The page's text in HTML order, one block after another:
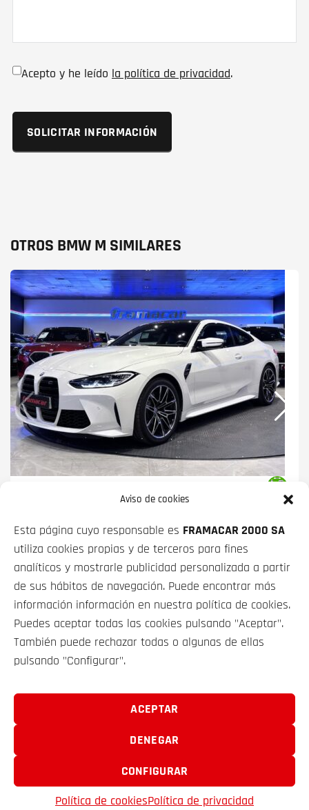
Aviso de cookies
Esta página cuyo responsable es FRAMACAR 2000 SA
utiliza cookies propias y de terceros para fines
analíticos y mostrarle publicidad personalizada a partir
de sus hábitos de navegación. Puede encontrar más
información información en nuestra política de cookies.
Puedes aceptar todas las cookies pulsando "Aceptar".
También puede rechazar todas o algunas de ellas
pulsando "Configurar".
ACEPTAR
DENEGAR
CONFIGURAR
Política de cookiesPolítica de privacidad
EMAIL TELÉFONO FAVORITOS
Acepto y he leído la política de privacidad.
OTROS BMW M SIMILARES
88 900€
VEHÍCULOS
SOBRE NOSOTROS
FRAMACAR 2000 S.A. © 2025